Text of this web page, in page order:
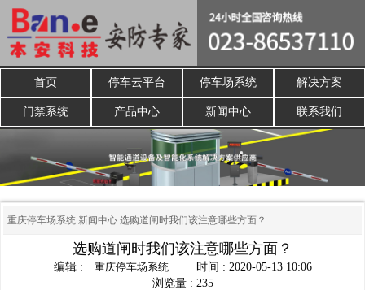
首页 停车云平台 停车场系统 解决方案
门禁系统 产品中心 新闻中心 联系我们
重庆停车场系统 新闻中心 选购道闸时我们该注意哪些方面？
选购道闸时我们该注意哪些方面？
编辑 : 重庆停车场系统
时间 : 2020-05-13 10:06
浏览量 : 235